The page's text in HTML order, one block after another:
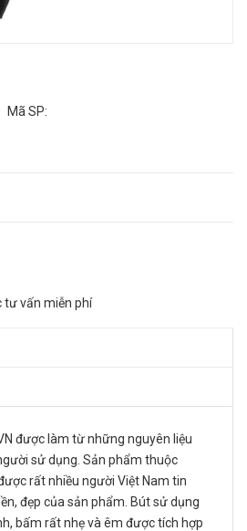
Mã SP:
tư vấn miễn phí
được làm từ những nguyên liệu
sử dụng. Sản phẩm thuộc
rất nhiều người Việt Nam tin
đẹp của sản phẩm. Bút sử dụng
bấm rất nhẹ và êm được tích hợp